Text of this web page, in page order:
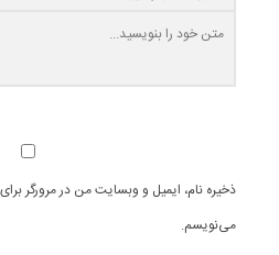
ذخیره نام، ایمیل و وبسایت من در مرورگر
می‌نویسم.